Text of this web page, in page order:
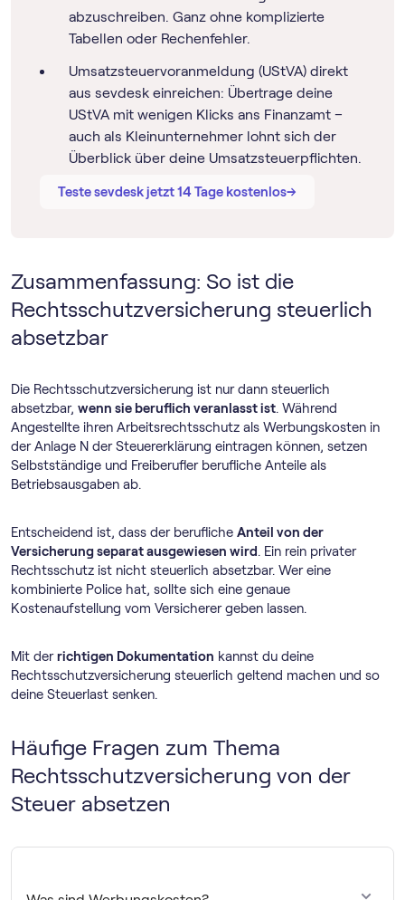
abzuschreiben. Ganz ohne komplizierte
Tabellen oder Rechenfehler.
Umsatz­steuer­voranmeldung (UStVA) direkt
aus sevdesk einreichen: Übertrage deine
UStVA mit wenigen Klicks ans Finanzamt –
auch als Kleinunternehmer lohnt sich der
Überblick über deine Umsatzsteuerpflichten.
Teste sevdesk jetzt 14 Tage kostenlos→
→
Zusammenfassung: So ist die
Rechtsschutzversicherung steuerlich
absetzbar
Die Rechtsschutzversicherung ist nur dann steuerlich
absetzbar, wenn sie beruflich veranlasst ist. Während
Angestellte ihren Arbeitsrechtsschutz als Werbungskosten in
der Anlage N der Steuererklärung eintragen können, setzen
Selbstständige und Freiberufler berufliche Anteile als
Betriebsausgaben ab.
Entscheidend ist, dass der berufliche Anteil von der
Versicherung separat ausgewiesen wird. Ein rein privater
Rechtsschutz ist nicht steuerlich absetzbar. Wer eine
kombinierte Police hat, sollte sich eine genaue
Kostenaufstellung vom Versicherer geben lassen.
Mit derrichtigen Dokumentation kannst du deine
Rechtsschutzversicherung steuerlich geltend machen und so
deine Steuerlast senken.
Häufige Fragen zum Thema
Rechtsschutzversicherung von der
Steuer absetzen